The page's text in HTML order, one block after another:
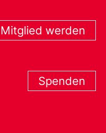
Mitglied werden
Spenden